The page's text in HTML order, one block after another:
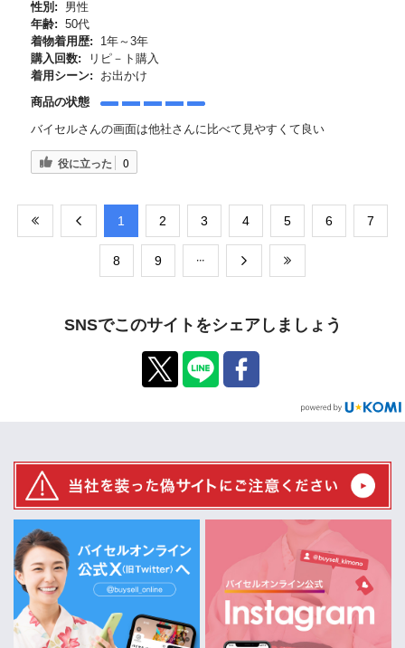
性別:
男性
年齢: 50代
着物着用歴:
1年～3年
購入回数:
リピ－ト購入
着用シーン:
お出かけ
商品の状態
バイセルさんの画面は他社さんに比べて見やすくて良い
役に立った 0
​1 ​2 ​3 ​4 ​5 ​6 ​7
​8 ​9
SNSでこのサイトをシェアしましょう